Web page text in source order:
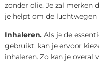
zonder olie. Je zal merken
je helpt om de
Inhaleren. Als je de
gebruikt, kan je ervoor
inhaleren. Zo kan je overal